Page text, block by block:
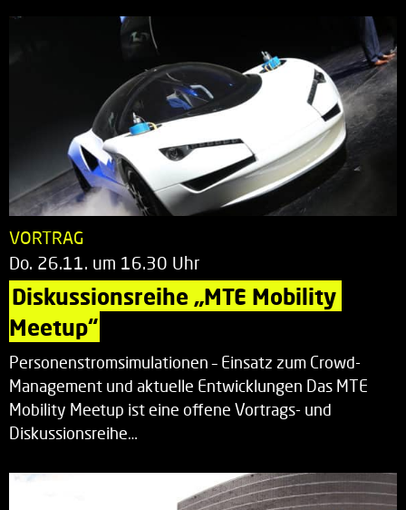
VORTRAG
Do. 26.11. um 16.30 Uhr
Diskussionsreihe „MTE Mobility
Meetup“
Personenstromsimulationen – Einsatz zum Crowd-
Management und aktuelle Entwicklungen Das MTE
Mobility Meetup ist eine offene Vortrags- und
Diskussionsreihe…